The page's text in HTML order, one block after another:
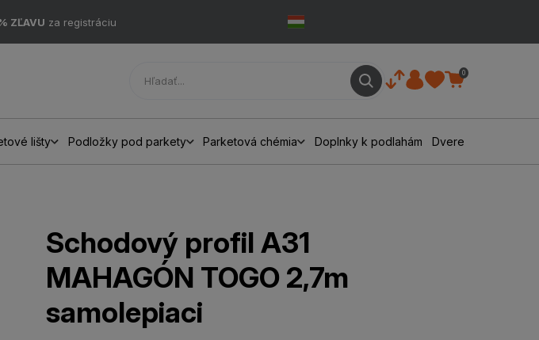
ZĽAVU za registráciu
0
lišty Podložky pod parkety Parketová chémia Doplnky k podlahám Dvere
Schodový profil A31
MAHAGÓN TOGO 2,7m
samolepiaci